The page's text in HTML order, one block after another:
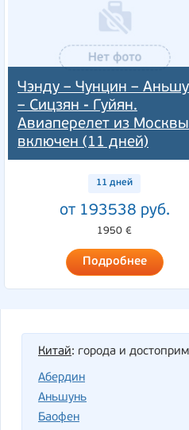
Чэнду – Чунцин –
– Сицзян - Гуйян.
Авиаперелет из Москвы
включен (11 дней)
11 дней
от 193538 руб.
1950 €
Подробнее
Китай: города и
Абердин
Аньшунь
Баофен